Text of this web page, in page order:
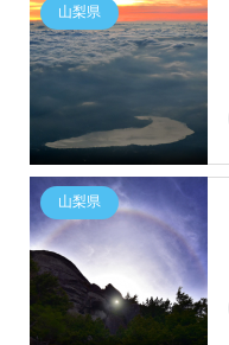
山梨県
山梨県